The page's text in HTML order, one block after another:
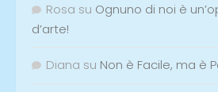
Rosa su Ognuno di noi è
d’arte!
Diana su Non è Facile, ma è